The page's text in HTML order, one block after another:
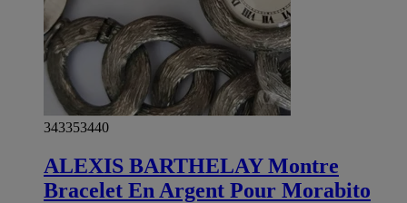
343353440
ALEXIS BARTHELAY Montre
Bracelet En Argent Pour Morabito